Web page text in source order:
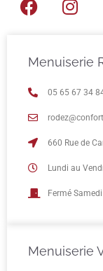
Menuiserie
05 65 67 34
660 Rue de
Lundi au
Fermé
Menuiserie